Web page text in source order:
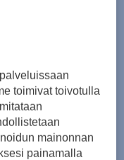
toimivat toivotulla
mainonnan
painamalla